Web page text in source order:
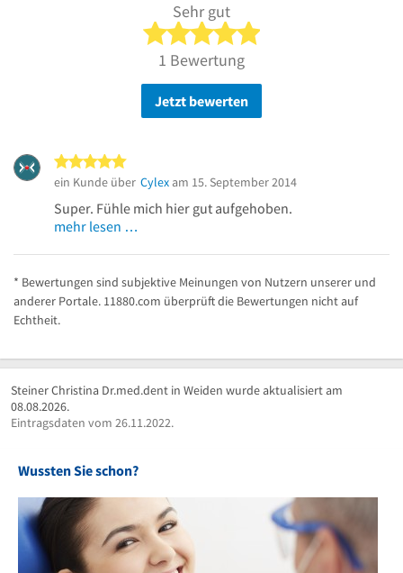
Sehr gut
5 von 5 Sternen
1 Bewertung
Jetzt bewerten
ein Kunde über Cylex am 15. September 2014
Super. Fühle mich hier gut aufgehoben.
mehr lesen …
* Bewertungen sind subjektive Meinungen von Nutzern unserer und
anderer Portale. 11880.com überprüft die Bewertungen nicht auf
Echtheit.
Steiner Christina Dr.med.dent in Weiden wurde aktualisiert am
08.08.2026.
Eintragsdaten vom 26.11.2022.
Wussten Sie schon?